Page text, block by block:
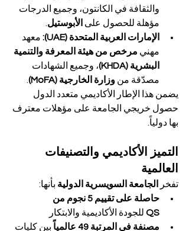
والثقافة في الكانتون، وجميع الدرجات
مؤهلة للحصول على الأبوستيل
الإمارات العربية المتحدة (UAE):
معهد
مهني مرخص من هيئة المعرفة والتنمية
البشرية (KHDA)
، وجميع الشهادات
مصدّقة من وزارة الخارجية (MoFA)
يضمن هذا الإطار الأكاديمي متعدد الدول
حصول خريجي الجامعة على مؤهلات معترف
بها دولياً.
التميز الأكاديمي والتصنيفات
العالمية
تفخر الجامعة السويسرية الدولية بأنها:
حاصلة على تقييم 5 نجوم من
QS للجودة الأكاديمية والابتكار
مصنفة في المرتبة 49 عالمياً
بين كليات